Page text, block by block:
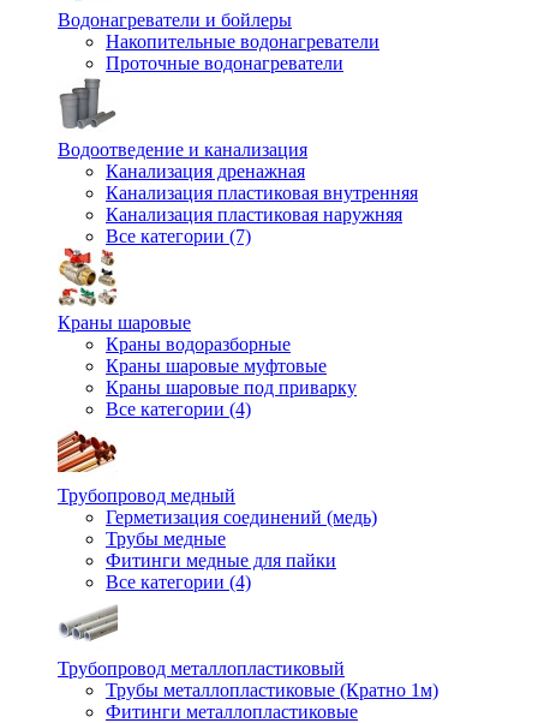
Водонагреватели и бойлеры
Накопительные водонагреватели
Проточные водонагреватели
Водоотведение и канализация
Канализация дренажная
Канализация пластиковая внутренняя
Канализация пластиковая наружняя
Все категории (7)
Краны шаровые
Краны водоразборные
Краны шаровые муфтовые
Краны шаровые под приварку
Все категории (4)
Трубопровод медный
Герметизация соединений (медь)
Трубы медные
Фитинги медные для пайки
Все категории (4)
Трубопровод металлопластиковый
Трубы металлопластиковые (Кратно 1м)
Фитинги металлопластиковые